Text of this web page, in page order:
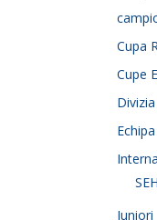
Cupa
Cupe
Juniori